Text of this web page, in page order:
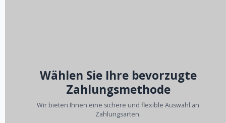
Wählen Sie Ihre bevorzugte
Zahlungsmethode
Wir bieten Ihnen eine sichere und flexible Auswahl an
Zahlungsarten.